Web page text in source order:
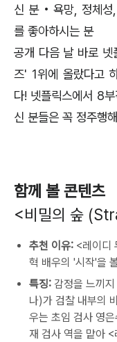
신 분 • 욕망, 정체성
를 좋아하시는 분
공개 다음 날 바로
즈' 1위에 올랐다고
다! 넷플릭스에서 8
신 분들은 꼭 정주행
함께 볼 콘텐츠
<비밀의 숲
추천 이유: <레이디
혁 배우의 '시작'을
특징: 감정을 느끼
나)가 검찰 내부의
우는 초임 검사 영
재 검사 역을 맡아